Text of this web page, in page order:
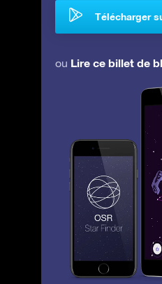
Télécharger
ou Lire ce billet de